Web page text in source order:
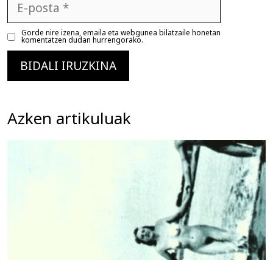
posta
Gorde nire izena, emaila eta webgunea bilatzaile honetan
komentatzen dudan hurrengorako.
Azken artikuluak